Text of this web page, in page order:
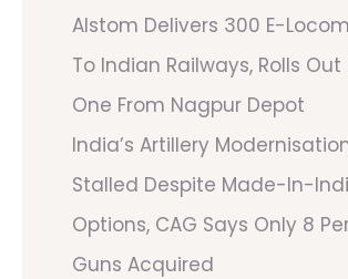
Alstom Delivers 300 E-
To Indian Railways, Rolls
One From Nagpur Depot
India’s Artillery
Stalled Despite Made-In-
Options, CAG Says Only 8
Guns Acquired